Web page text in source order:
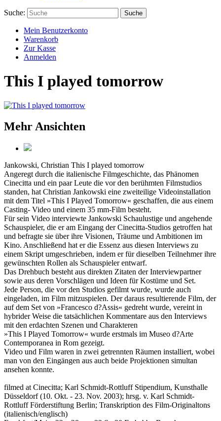
Suche: Suche
Mein Benutzerkonto
Warenkorb
Zur Kasse
Anmelden
This I played tomorrow
Mehr Ansichten
Jankowski, Christian This I played tomorrow
Angeregt durch die italienische Filmgeschichte, das Phänomen
Cinecitta und ein paar Leute die vor den berühmten Filmstudios
standen, hat Christian Jankowski eine zweiteilige Videoinstallation
mit dem Titel »This I Played Tomorrow« geschaffen, die aus einem
Casting- Video und einem 35 mm-Film besteht.
Für sein Video interviewte Jankowski Schaulustige und angehende
Schauspieler, die er am Eingang der Cinecitta-Studios getroffen hat
und befragte sie über ihre Visionen, Träume und Ambitionen im
Kino. Anschließend hat er die Essenz aus diesen Interviews zu
einem Skript umgeschrieben, indem er für dieselben Teilnehmer ihre
gewünschten Rollen als Schauspieler entwarf.
Das Drehbuch besteht aus direkten Zitaten der Interviewpartner
sowie aus deren Vorschlägen und Ideen für Kostüme und Set.
Jede Person, die vor den Studios gefilmt wurde, wurde auch
eingeladen, im Film mitzuspielen. Der daraus resultierende Film, der
auf dem Set von »Francesco d?Assis« gedreht wurde, vereint in
hybrider Weise die tatsächlichen Kommentare aus den Interviews
mit den erdachten Szenen und Charakteren
»This I Played Tomorrow« wurde erstmals im Museo d?Arte
Contemporanea in Rom gezeigt.
Video und Film waren in zwei getrennten Räumen installiert, wobei
man von den Eingängen aus auch beide Projektionen simultan
ansehen konnte.
filmed at Cinecitta; Karl Schmidt-Rottluff Stipendium, Kunsthalle
Düsseldorf (10. Okt. - 23. Nov. 2003); hrsg. v. Karl Schmidt-
Rottluff Förderstiftung Berlin; Transkription des Film-Originaltons
(italienisch/englisch)